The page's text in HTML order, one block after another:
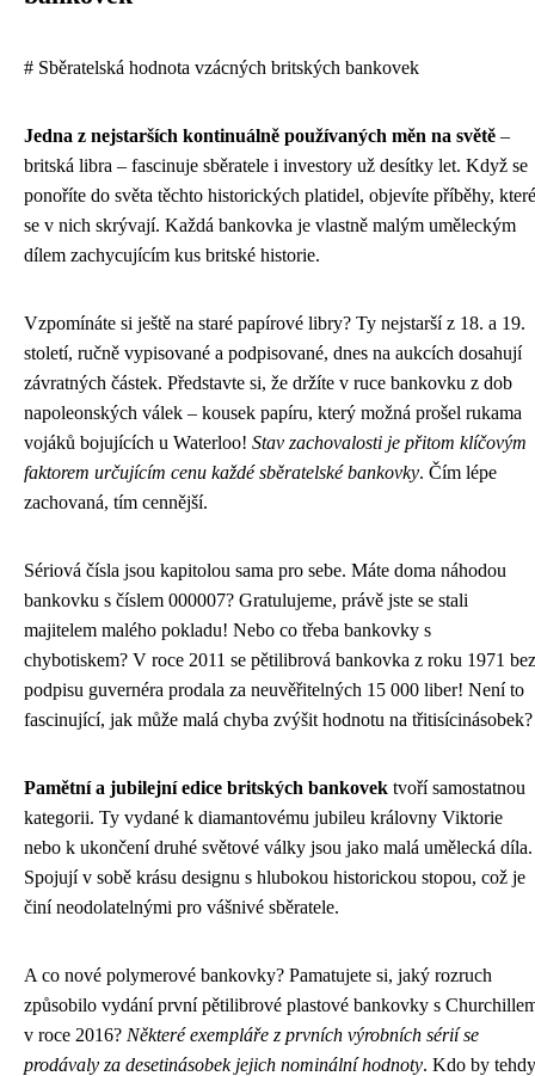
# Sběratelská hodnota vzácných britských bankovek
Jedna z nejstarších kontinuálně používaných měn na světě –
britská libra – fascinuje sběratele i investory už desítky let. Když se
ponoříte do světa těchto historických platidel, objevíte příběhy, které
se v nich skrývají. Každá bankovka je vlastně malým uměleckým
dílem zachycujícím kus britské historie.
Vzpomínáte si ještě na staré papírové libry? Ty nejstarší z 18. a 19.
století, ručně vypisované a podpisované, dnes na aukcích dosahují
závratných částek. Představte si, že držíte v ruce bankovku z dob
napoleonských válek – kousek papíru, který možná prošel rukama
vojáků bojujících u Waterloo! Stav zachovalosti je přitom klíčovým
faktorem určujícím cenu každé sběratelské bankovky. Čím lépe
zachovaná, tím cennější.
Sériová čísla jsou kapitolou sama pro sebe. Máte doma náhodou
bankovku s číslem 000007? Gratulujeme, právě jste se stali
majitelem malého pokladu! Nebo co třeba bankovky s
chybotiskem? V roce 2011 se pětilibrová bankovka z roku 1971 bez
podpisu guvernéra prodala za neuvěřitelných 15 000 liber! Není to
fascinující, jak může malá chyba zvýšit hodnotu na třitisícinásobek?
Pamětní a jubilejní edice britských bankovek tvoří samostatnou
kategorii. Ty vydané k diamantovému jubileu královny Viktorie
nebo k ukončení druhé světové války jsou jako malá umělecká díla.
Spojují v sobě krásu designu s hlubokou historickou stopou, což je
činí neodolatelnými pro vášnivé sběratele.
A co nové polymerové bankovky? Pamatujete si, jaký rozruch
způsobilo vydání první pětilibrové plastové bankovky s
v roce 2016? Některé exempláře z prvních výrobních sérií se
prodávaly za desetinásobek jejich nominální hodnoty. Kdo by tehdy